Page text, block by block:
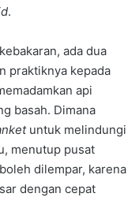
.
ada dua
praktiknya kepada
api
basah. Dimana
untuk melindungi
menutup pusat
dilempar, karena
dengan cepat